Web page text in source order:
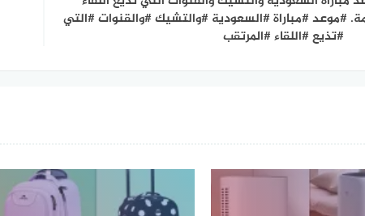
#موعد #مباراة #السعودية #والتشيك #والقنوات #التي
#تذيع #اللقاء #المرتقب